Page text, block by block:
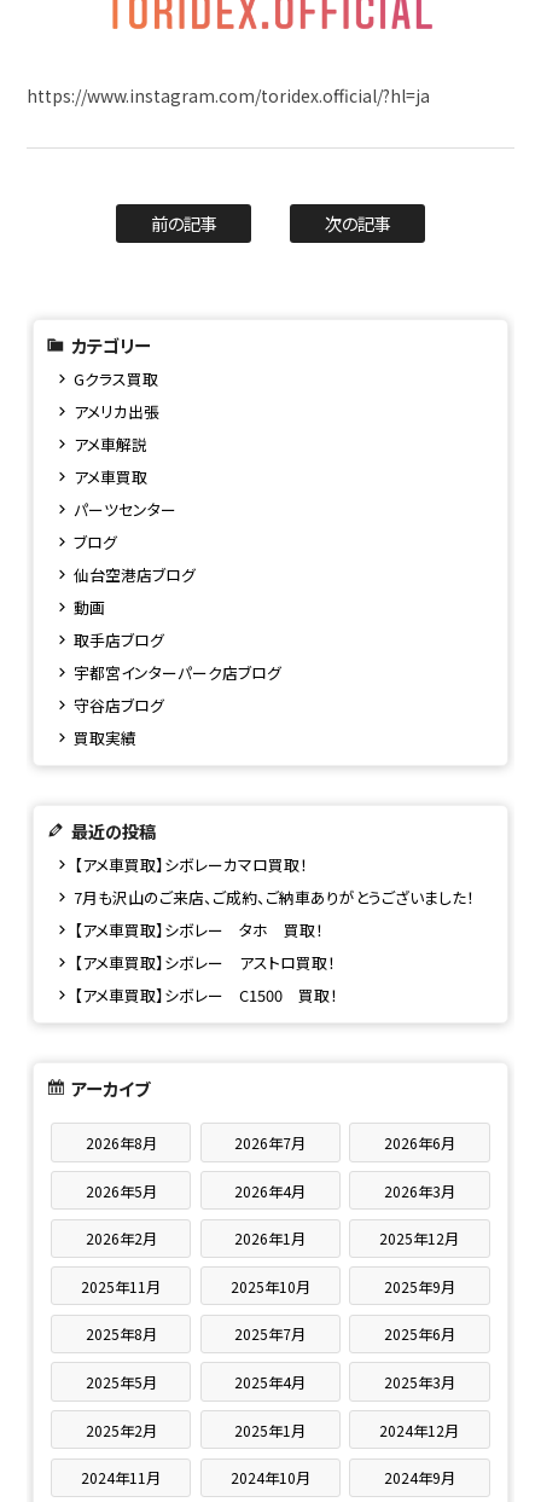
https://www.instagram.com/toridex.official/?hl=ja
前の記事 次の記事
カテゴリー
Gクラス買取
アメリカ出張
アメ車解説
アメ車買取
パーツセンター
ブログ
仙台空港店ブログ
動画
取手店ブログ
宇都宮インターパーク店ブログ
守谷店ブログ
買取実績
最近の投稿
【アメ車買取】シボレーカマロ買取！
7月も沢山のご来店、ご成約、ご納車ありがとうございました！
【アメ車買取】シボレー タホ 買取！
【アメ車買取】シボレー アストロ買取！
【アメ車買取】シボレー C1500 買取！
アーカイブ
2026年8月 2026年7月 2026年6月
2026年5月 2026年4月 2026年3月
2026年2月 2026年1月 2025年12月
2025年11月 2025年10月 2025年9月
2025年8月 2025年7月 2025年6月
2025年5月 2025年4月 2025年3月
2025年2月 2025年1月 2024年12月
2024年11月 2024年10月 2024年9月